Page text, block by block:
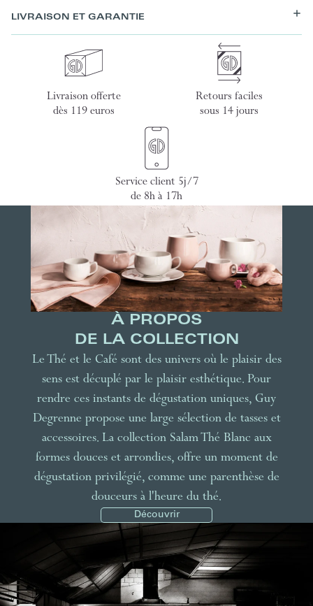
LIVRAISON ET GARANTIE
Livraison offerte
dès 119 euros
Retours faciles
sous 14 jours
Service client 5j/7
de 8h à 17h
À PROPOS
DE LA COLLECTION
Le Thé et le Café sont des univers où le plaisir des
sens est décuplé par le plaisir esthétique. Pour
rendre ces instants de dégustation uniques, Guy
Degrenne propose une large sélection de tasses et
accessoires. La collection Salam Thé Blanc aux
formes douces et arrondies, offre un moment de
dégustation privilégié, comme une parenthèse de
douceurs à l'heure du thé.
Découvrir